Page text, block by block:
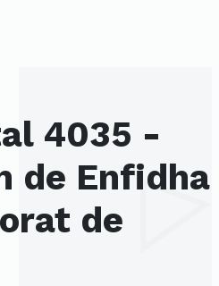
4035 -
de Enfidha
de